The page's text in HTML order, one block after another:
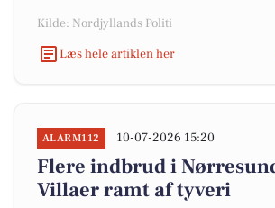
Kilde: Nordjyllands Politi
Læs hele artiklen her
ALARM112 10-07-2026 15:20
Flere indbrud i
Villaer ramt af tyveri